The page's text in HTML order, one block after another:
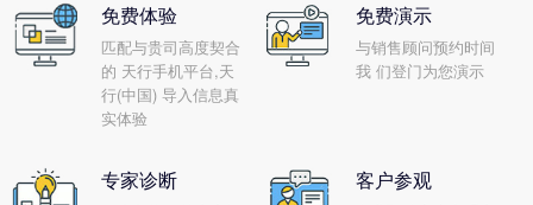
免费体验
匹配与贵司高度契合
的 天行手机平台,天
行(中国) 导入信息真
实体验
免费演示
与销售顾问预约时间
我 们登门为您演示
专家诊断 客户参观